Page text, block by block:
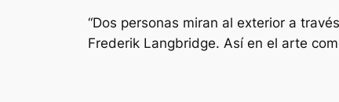
“Dos personas miran al exterior a
Frederik Langbridge. Así en el arte